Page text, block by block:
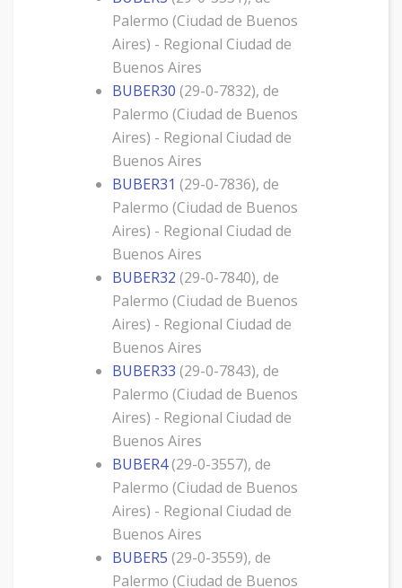
Palermo (Ciudad de Buenos
Aires) - Regional Ciudad de
Buenos Aires
BUBER30 (29-0-7832), de
Palermo (Ciudad de Buenos
Aires) - Regional Ciudad de
Buenos Aires
BUBER31 (29-0-7836), de
Palermo (Ciudad de Buenos
Aires) - Regional Ciudad de
Buenos Aires
BUBER32 (29-0-7840), de
Palermo (Ciudad de Buenos
Aires) - Regional Ciudad de
Buenos Aires
BUBER33 (29-0-7843), de
Palermo (Ciudad de Buenos
Aires) - Regional Ciudad de
Buenos Aires
BUBER4(29-0-3557), de
Palermo (Ciudad de Buenos
Aires) - Regional Ciudad de
Buenos Aires
BUBER5 (29-0-3559), de
Palermo (Ciudad de Buenos